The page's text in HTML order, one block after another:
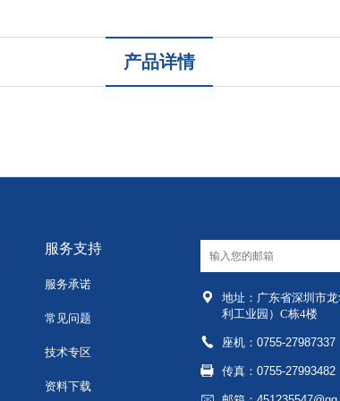
产品详情
服务支持
服务承诺
常见问题
技术专区
资料下载
地址： 广东省深圳市
利工业园）C栋4楼
座机：0755-27987337
传真：0755-27993482